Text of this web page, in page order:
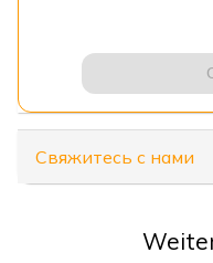
Свяжитесь с нами